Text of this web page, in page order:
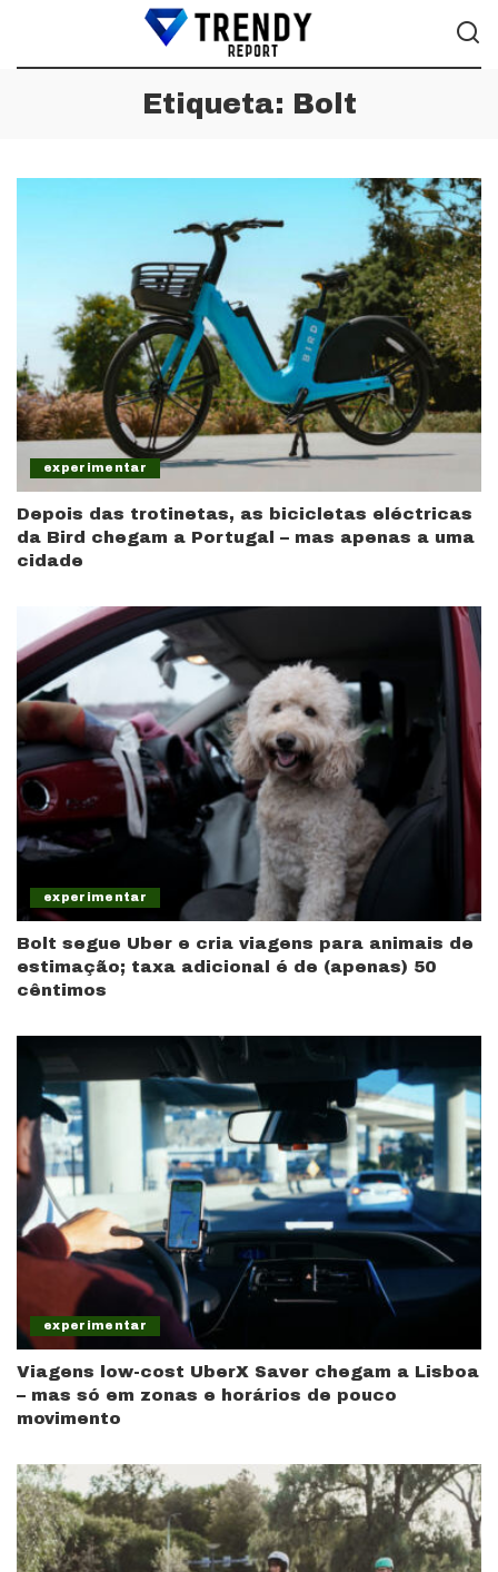
Etiqueta: Bolt
experimentar
Depois das trotinetas, as bicicletas eléctricas
da Bird chegam a Portugal – mas apenas a uma
cidade
experimentar
Bolt segue Uber e cria viagens para animais de
estimação; taxa adicional é de (apenas) 50
cêntimos
experimentar
Viagens low-cost UberX Saver chegam a Lisboa
– mas só em zonas e horários de pouco
movimento